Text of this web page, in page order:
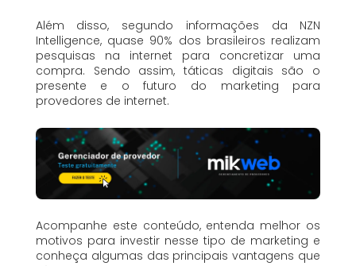
Além disso, segundo informações da NZN
Intelligence, quase 90% dos brasileiros realizam
pesquisas na internet para concretizar uma
compra. Sendo assim, táticas digitais são o
presente e o futuro do marketing para
provedores de internet.
Acompanhe este conteúdo, entenda melhor os
motivos para investir nesse tipo de marketing e
conheça algumas das principais vantagens que